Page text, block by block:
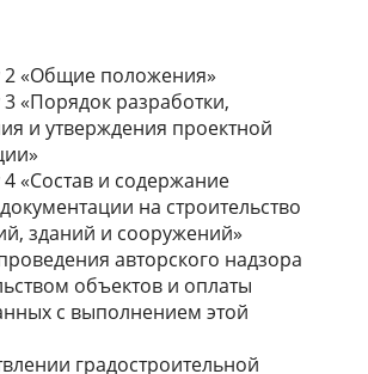
2 «Общие положения»
«Порядок разработки,
и утверждения проектной
«Состав и содержание
на строительство
зданий и сооружений»
авторского надзора
объектов и оплаты
с выполнением этой
градостроительной